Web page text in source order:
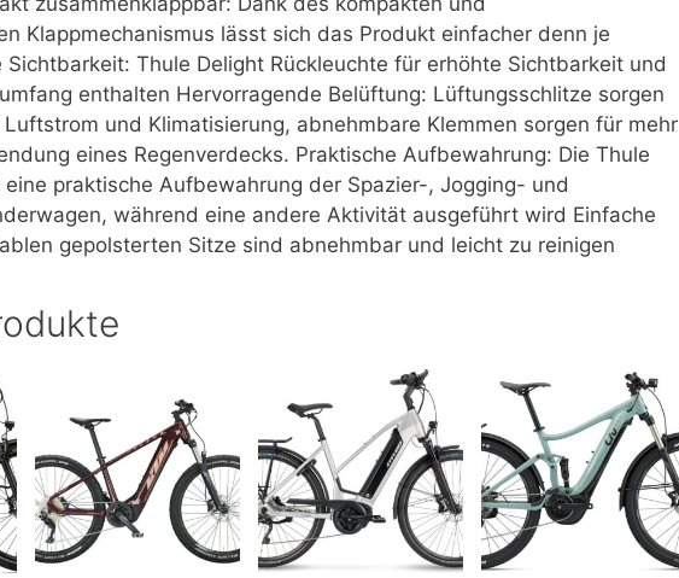
Klappmechanismus lässt sich das Produkt einfacher denn je
Thule Delight Rückleuchte für erhöhte Sichtbarkeit und
enthalten Hervorragende Belüftung: Lüftungsschlitze sorgen
und Klimatisierung, abnehmbare Klemmen sorgen für mehr
eines Regenverdecks. Praktische Aufbewahrung: Die Thule
eine praktische Aufbewahrung der Spazier-, Jogging- und
während eine andere Aktivität ausgeführt wird Einfache
gepolsterten Sitze sind abnehmbar und leicht zu reinigen